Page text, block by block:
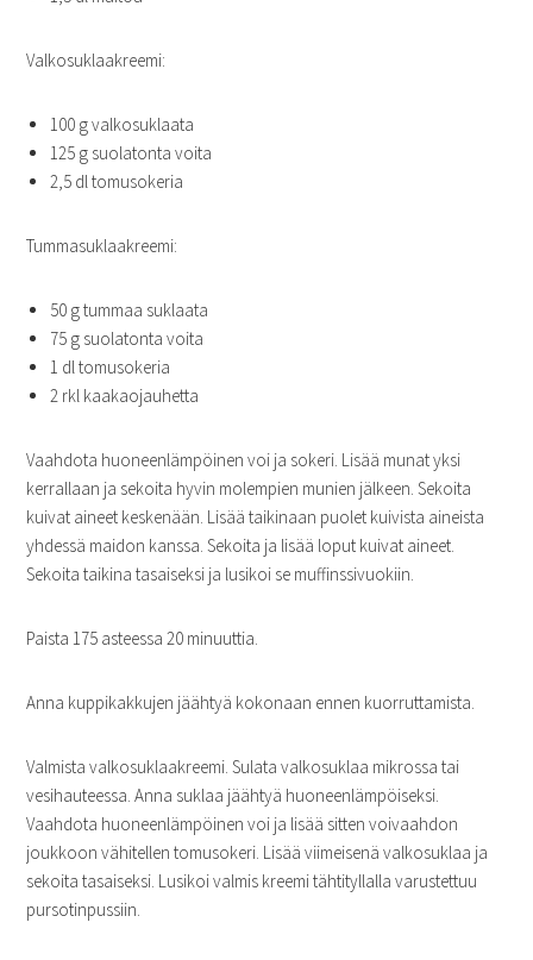
Valkosuklaakreemi:
100 g valkosuklaata
125 g suolatonta voita
2,5 dl tomusokeria
Tummasuklaakreemi:
50 g tummaa suklaata
75 g suolatonta voita
1 dl tomusokeria
2 rkl kaakaojauhetta
Vaahdota huoneenlämpöinen voi ja sokeri. Lisää munat yksi
kerrallaan ja sekoita hyvin molempien munien jälkeen. Sekoita
kuivat aineet keskenään. Lisää taikinaan puolet kuivista aineista
yhdessä maidon kanssa. Sekoita ja lisää loput kuivat aineet.
Sekoita taikina tasaiseksi ja lusikoi se muffinssivuokiin.
Paista 175 asteessa 20 minuuttia.
Anna kuppikakkujen jäähtyä kokonaan ennen kuorruttamista.
Valmista valkosuklaakreemi. Sulata valkosuklaa mikrossa tai
vesihauteessa. Anna suklaa jäähtyä huoneenlämpöiseksi.
Vaahdota huoneenlämpöinen voi ja lisää sitten voivaahdon
joukkoon vähitellen tomusokeri. Lisää viimeisenä valkosuklaa ja
sekoita tasaiseksi. Lusikoi valmis kreemi tähtityllalla varustettuu
pursotinpussiin.